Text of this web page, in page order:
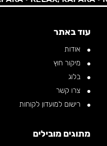
עוד באתר
אודות
מיקור חוץ
בלוג
צרו קשר
רישום למועדון לקוחות
מתוגים מובילים